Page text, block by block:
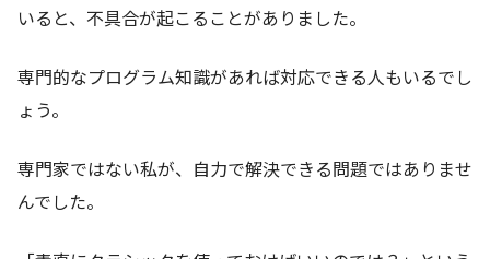
いると、不具合が起こることがありました。
専門的なプログラム知識があれば対応できる人もいるでし
ょう。
専門家ではない私が、自力で解決できる問題ではありませ
んでした。